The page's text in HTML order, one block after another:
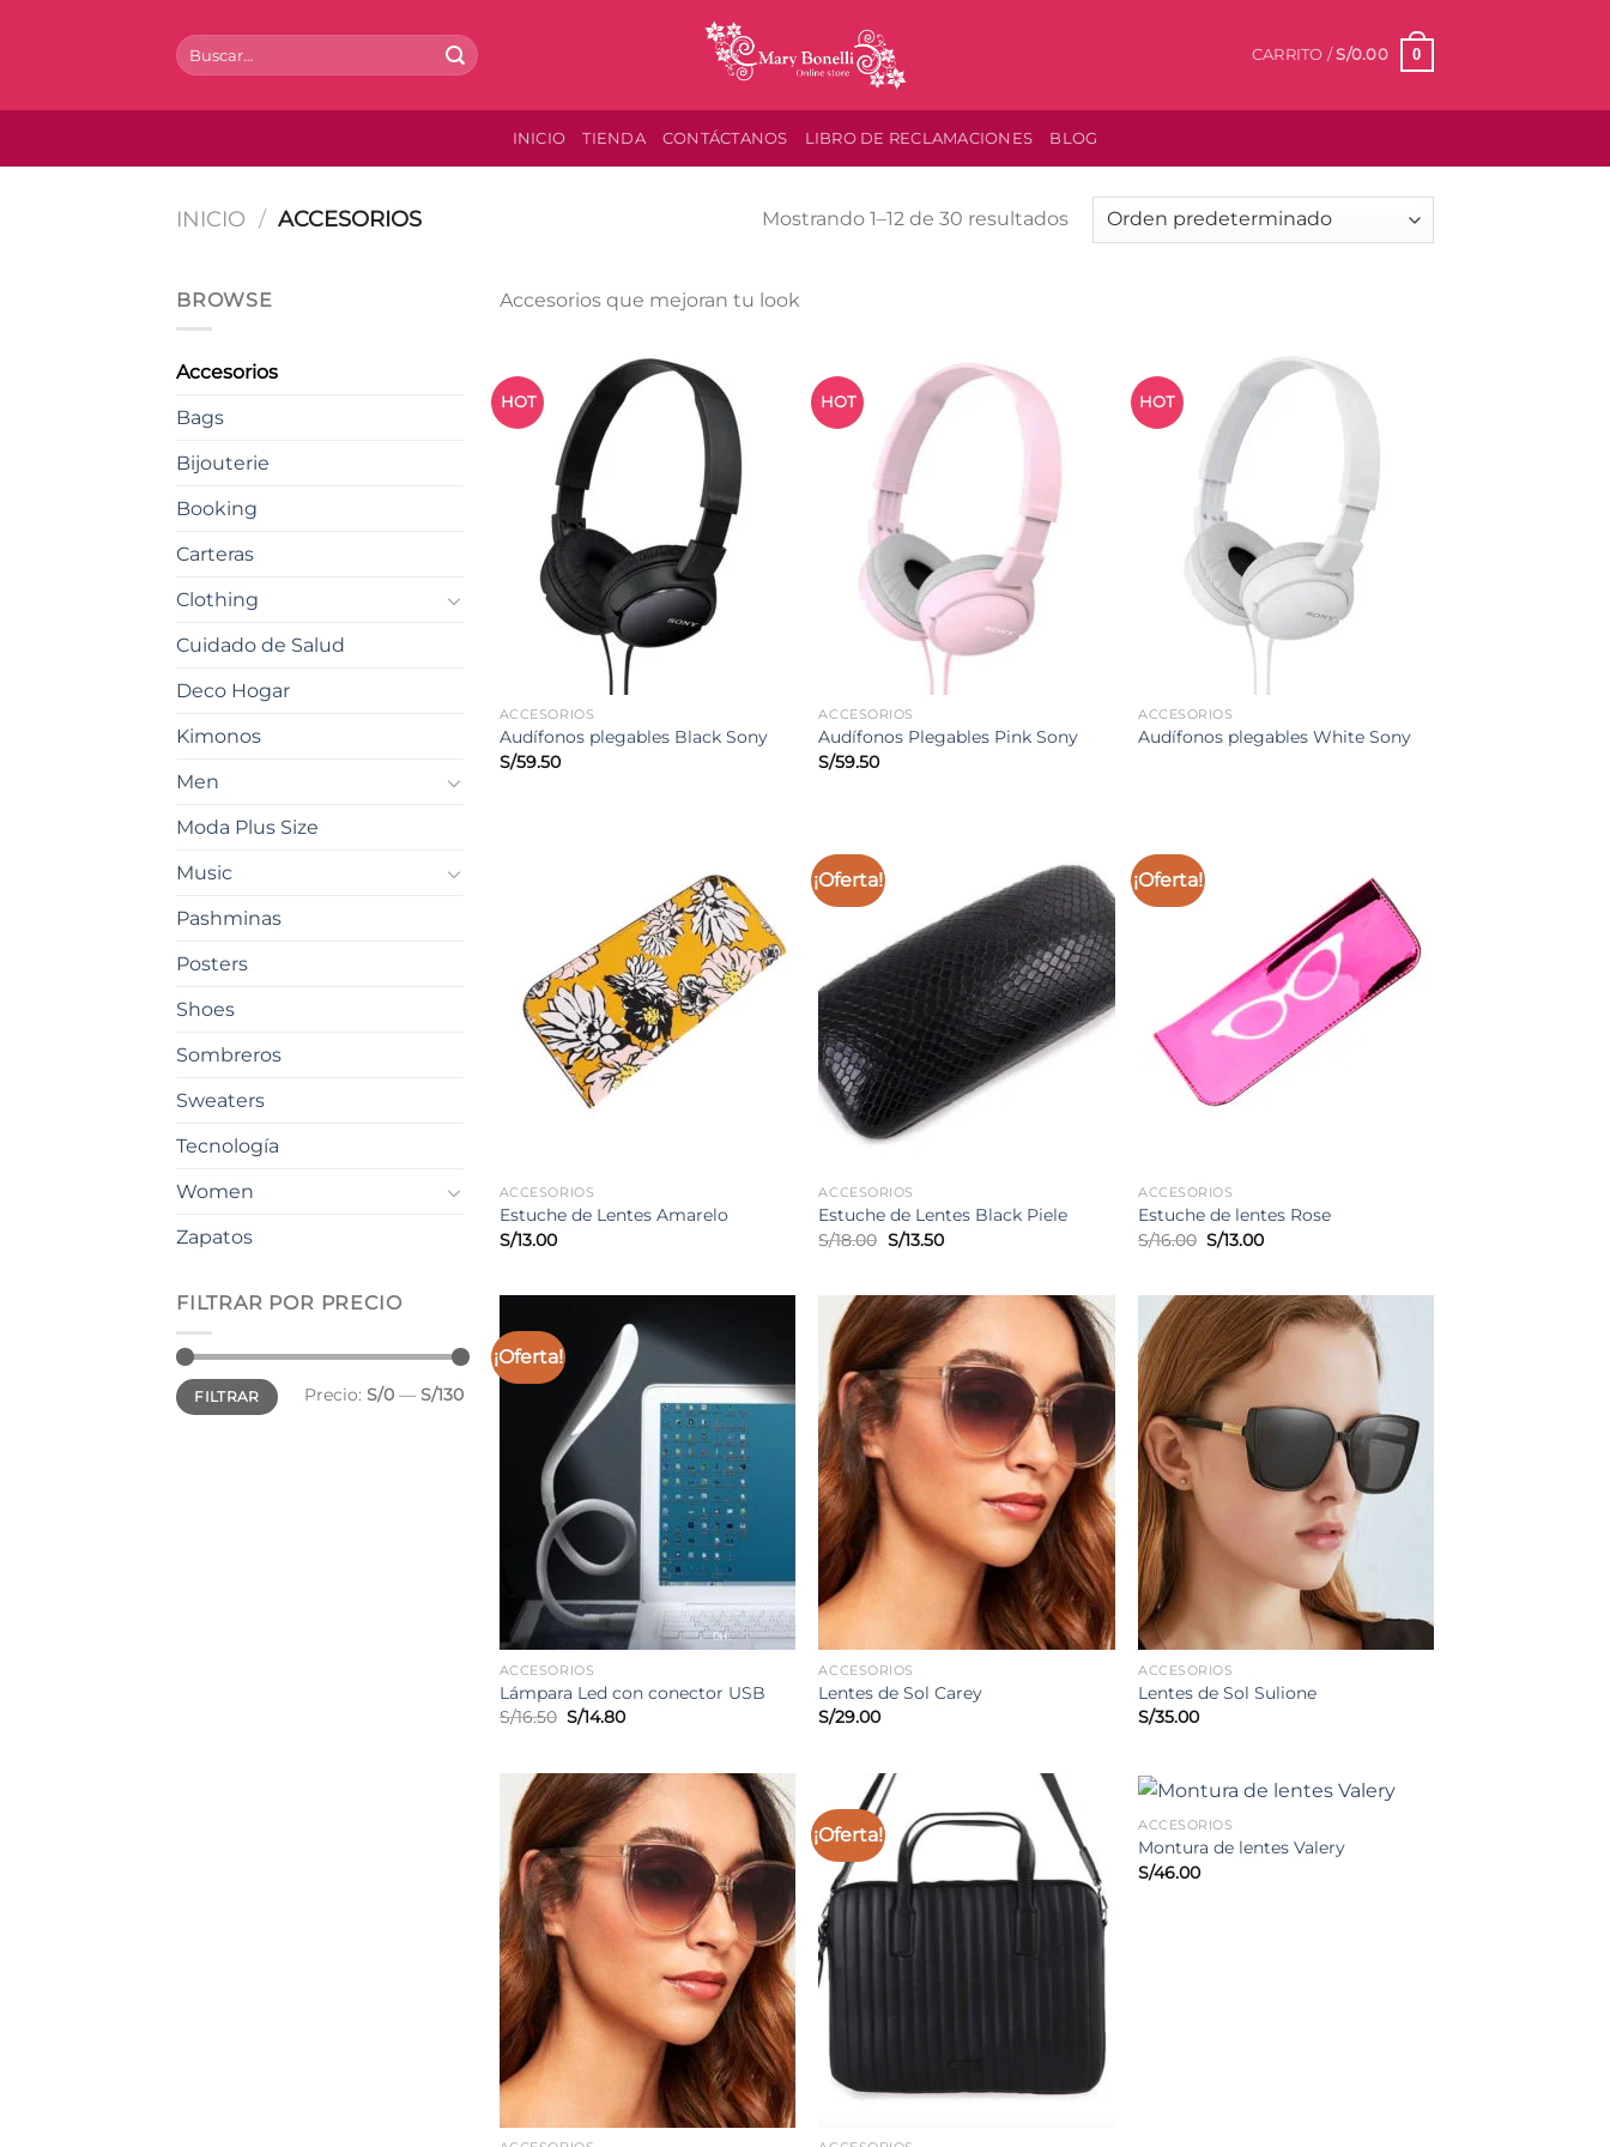
Buscar
por:
CARRITO /S/0.00 0
INICIO TIENDA CONTÁCTANOS LIBRO DE RECLAMACIONES BLOG
INICIO / ACCESORIOS Mostrando 1–12 de 30 resultados
BROWSE
Accesorios
Bags
Bijouterie
Booking
Carteras
Clothing
Cuidado de Salud
Deco Hogar
Kimonos
Men
Moda Plus Size
Music
Pashminas
Posters
Shoes
Sombreros
Sweaters
Tecnología
Women
Zapatos
FILTRAR POR PRECIO
Precio
mínimo
Precio
máximo
FILTRAR Precio: S/0 — S/130
Accesorios que mejoran tu look
HOT
ACCESORIOS
Audífonos plegables Black Sony
S/59.50
HOT
ACCESORIOS
Audífonos Plegables Pink Sony
S/59.50
HOT
ACCESORIOS
Audífonos plegables White Sony
ACCESORIOS
Estuche de Lentes Amarelo
S/13.00
¡Oferta!
ACCESORIOS
Estuche de Lentes Black Piele
S/18.00 El
precio
S/18.00.
S/13.50El
S/13.50.
¡Oferta!
ACCESORIOS
Estuche de lentes Rose
S/16.00 El
precio
S/16.00.
S/13.00El
S/13.00.
¡Oferta!
ACCESORIOS
Lámpara Led con conector USB
S/16.50 El
S/16.50.
S/14.80El
S/14.80.
ACCESORIOS
Lentes de Sol Carey
S/29.00
ACCESORIOS
Lentes de Sol Sulione
S/35.00
¡Oferta! ACCESORIOS
Montura de lentes Valery
S/46.00